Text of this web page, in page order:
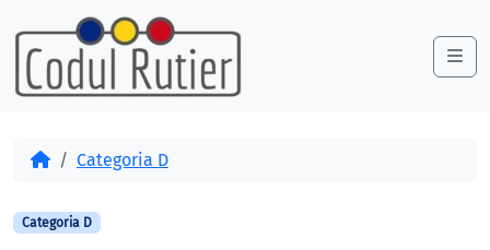
Skip to content
Skip to footer
AcasăCategoria D
Categoria D